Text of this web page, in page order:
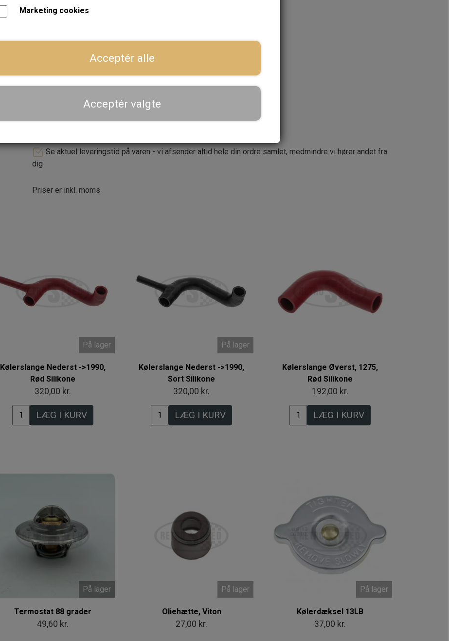
Spændebånd er
+
Dansk webshop, kundeservice og lager
Se aktuel leveringstid på varen - vi afsender altid hele din ordre samlet, medmindre vi hører andet fra
dig
Priser er inkl. moms
På lager
Kølerslange Nederst ->1990,
Rød Silikone
320,00 kr.
LÆG I KURV
På lager
Kølerslange Nederst ->1990,
Sort Silikone
320,00 kr.
LÆG I KURV
Kølerslange Øverst, 1275,
Rød Silikone
192,00 kr.
LÆG I KURV
På lager
Termostat 88 grader
49,60 kr.
På lager
Oliehætte, Viton
27,00 kr.
På lager
Kølerdæksel 13LB
37,00 kr.
Marketing cookies
Acceptér alle
Acceptér valgte